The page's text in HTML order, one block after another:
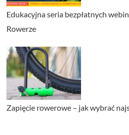
Edukacyjna seria bezpłatnych
Rowerze
Zapięcie rowerowe – jak wybrać